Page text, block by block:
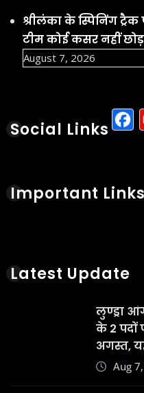
श्रीलंका के स्पिनिंग
टीम कोई कसर नहीं
August 7, 2026
Social Links
Important Links
Latest Update
लुण्ड्रा
के 2 पदों
अगस्त,
Aug